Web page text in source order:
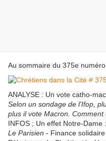
Au sommaire du 375e
ANALYSE : Un vote catho-
Selon un sondage de l'Ifop,
plus il vote Macron.
INFOS ; Un effet Notre-
Le Parisien - Finance